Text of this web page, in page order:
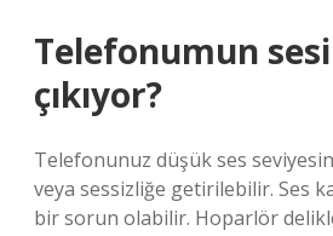
Telefonumun
çıkıyor?
Telefonunuz düşük ses
veya sessizliğe getirilebilir. Ses
bir sorun olabilir. Hoparlör